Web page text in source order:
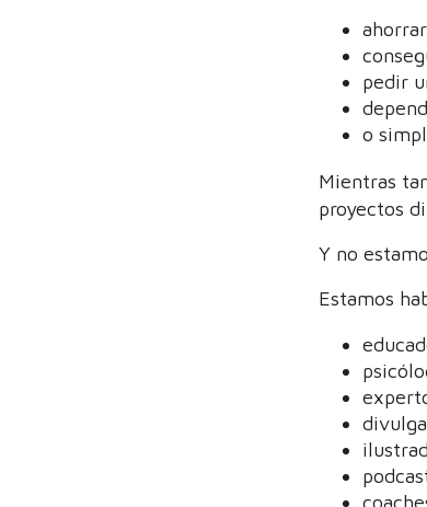
pedir
o
Mientras
proyectos
Y no
Estamos